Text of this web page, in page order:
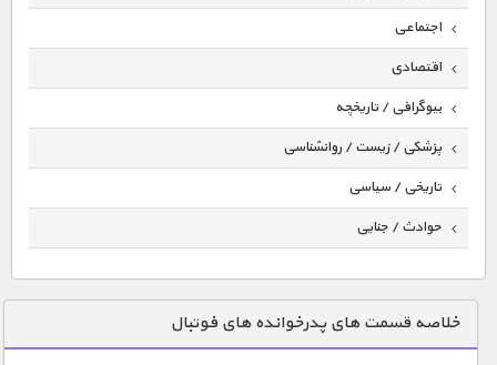
اجتماعی
اقتصادی
بیوگرافی / تاریخچه
پزشکی / زیست / روانشناسی
تاریخی / سیاسی
حوادث / جنایی
دنیای خوراکی ها
زمین شناسی / محیط زیست
خلاصه قسمت های پدرخوانده های فوتبال